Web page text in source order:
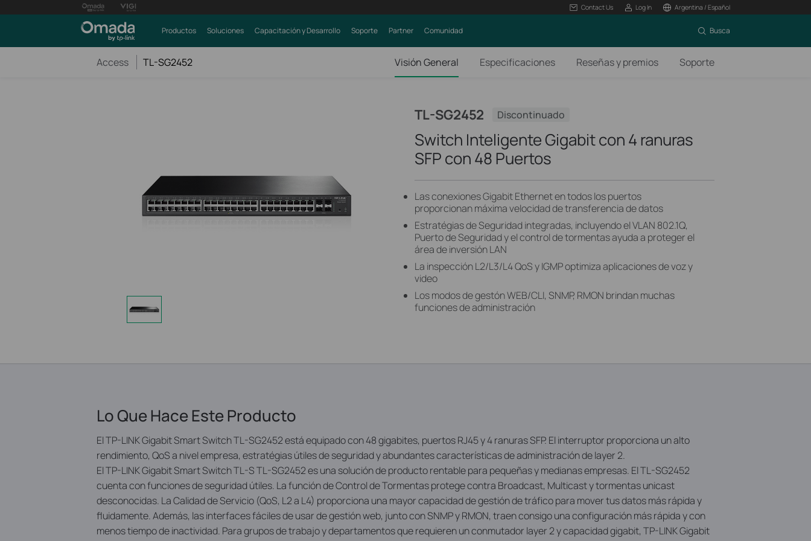
Contact Us Log In Argentina / Español
Productos Soluciones Capacitación y Desarrollo Soporte Partner Comunidad Busca
Access TL-SG2452 Visión General Especificaciones Reseñas y premios Soporte
TL-SG2452 Discontinuado
Switch Inteligente Gigabit con 4 ranuras
SFP con 48 Puertos
Las conexiones Gigabit Ethernet en todos los puertos
proporcionan máxima velocidad de transferencia de datos
Estratégias de Seguridad integradas, incluyendo el VLAN 802.1Q,
Puerto de Seguridad y el control de tormentas ayuda a proteger el
área de inversión LAN
La inspección L2/L3/L4 QoS y IGMP optimiza aplicaciones de voz y
video
Los modos de gestón WEB/CLI, SNMP, RMON brindan muchas
funciones de administración
Lo Que Hace Este Producto
El TP-LINK Gigabit Smart Switch TL-SG2452 está equipado con 48 gigabites, puertos RJ45 y 4 ranuras SFP. El interruptor proporciona un alto
rendimiento, QoS a nivel empresa, estratégias útiles de seguridad y abundantes características de administración de layer 2.
El TP-LINK Gigabit Smart Switch TL-S TL-SG2452 es una solución de producto rentable para pequeñas y medianas empresas. El TL-SG2452
cuenta con funciones de seguridad útiles. La función de Control de Tormentas protege contra Broadcast, Multicast y tormentas unicast
desconocidas. La Calidad de Servicio (QoS, L2 a L4) proporciona una mayor capacidad de gestión de tráfico para mover tus datos más rápida y
fluidamente. Además, las interfaces fáciles de usar de gestión web, junto con SNMP y RMON, traen consigo una configuración más rápida y con
menos tiempo de inactividad. Para grupos de trabajo y departamentos que requieren un conmutador layer 2 y capacidad gigabit, TP-LINK Gigabit